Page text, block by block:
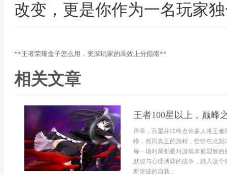
改变，更是你作为一名玩家
**王者荣耀盒子怎么用，资深玩家的高效上分指南**
相关文章
王者100星以上，巅峰
序章，百星并非终点许多人将王
峰，然而真正的旅程，恰恰在此
每一场对局都是对游戏本质理解
默契与心理博弈的战争，踏入这
断突破的自我...